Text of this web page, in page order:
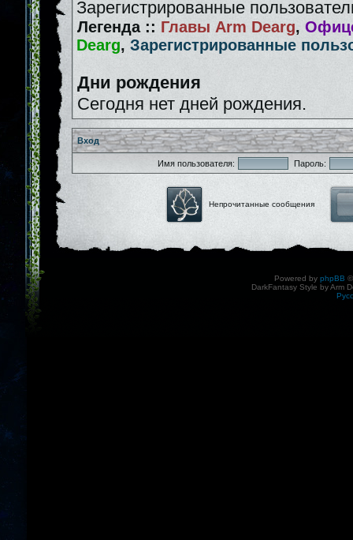
Зарегистрированные
Легенда :: Главы Arm Dearg,
Dearg, Зарегистрированные
Дни рождения
Сегодня нет дней рождения.
Вход
Имя пользователя: Пароль:
Непрочитанные сообщения
Powered by phpBB
DarkFantasy Style by Arm